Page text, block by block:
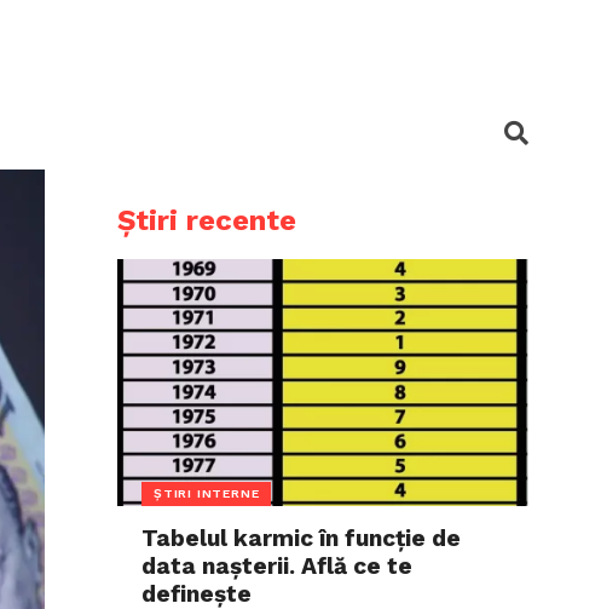
Știri recente
ȘTIRI INTERNE
Tabelul karmic în funcție de
data nașterii. Află ce te
definește